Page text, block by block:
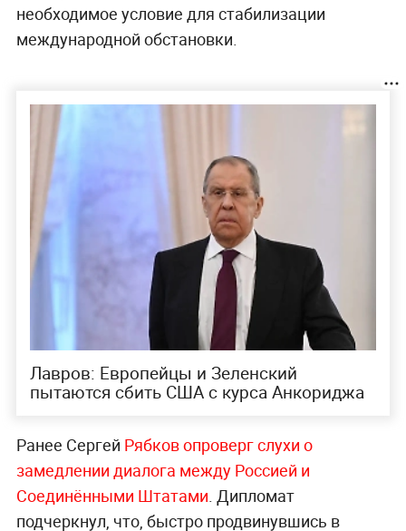
необходимое условие для стабилизации
международной обстановки.
Лавров: Европейцы и Зеленский
пытаются сбить США с курса Анкориджа
Ранее Сергей Рябков опроверг слухи о
замедлении диалога между Россией и
Соединёнными Штатами. Дипломат
подчеркнул, что, быстро продвинувшись в